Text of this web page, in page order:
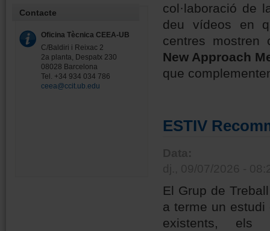
Contacte
Oficina Tècnica CEEA-UB
C/Baldiri i Reixac 2
2a planta, Despatx 230
08028 Barcelona
Tel. +34 934 034 786
ceea@ccit.ub.edu
col·laboració de
deu vídeos en
centres mostren
New Approach
que
ESTIV
El Grup de
a terme un
existents, els